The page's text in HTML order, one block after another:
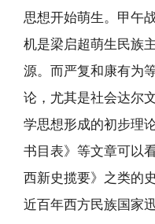
思想开始萌生。甲午
机是梁启超萌生民族
源。而严复和康有为
论，尤其是社会达尔
学思想形成的初步理
书目表》等文章可以
西新史揽要》之类的
近百年西方民族国家